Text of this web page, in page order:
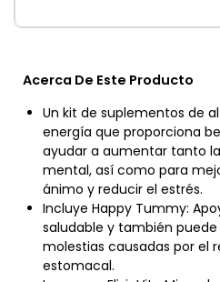
Acerca De Este Producto
Un kit de suplementos de
energía que proporciona
ayudar a aumentar tanto
mental, así como para
ánimo y reducir el estrés.
Incluye Happy Tummy:
saludable y también puede
molestias causadas por el
estomacal.